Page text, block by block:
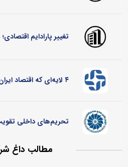
تغییر پارادایم
۴ لایه‌ای که اقتصاد ایران را به بحران رساند
تحریم‌های داخلی
مطالب داغ